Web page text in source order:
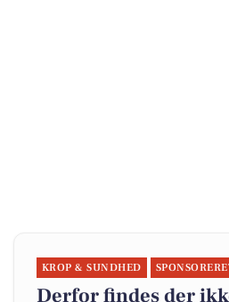
KROP & SUNDHED
Derfor findes der